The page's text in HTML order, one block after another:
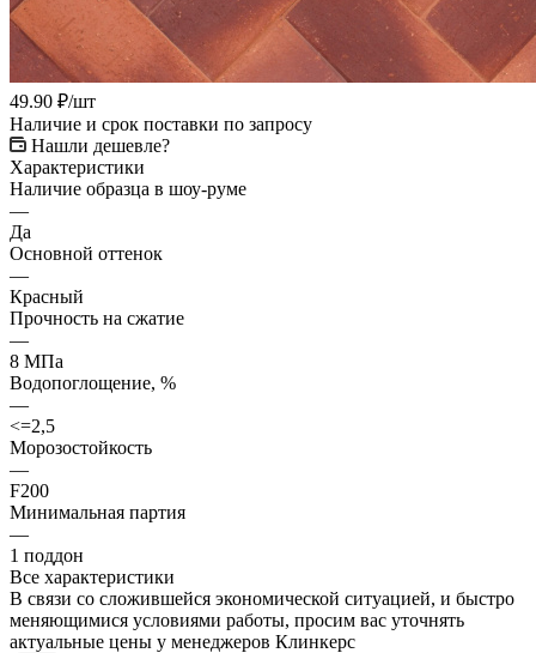
49.90 ₽/шт
Наличие и срок поставки по запросу
Нашли дешевле?
Характеристики
Наличие образца в шоу-руме
—
Да
Основной оттенок
—
Красный
Прочность на сжатие
—
8 МПа
Водопоглощение, %
—
<=2,5
Морозостойкость
—
F200
Минимальная партия
—
1 поддон
Все характеристики
В связи со сложившейся экономической ситуацией, и быстро
меняющимися условиями работы, просим вас уточнять
актуальные цены у менеджеров Клинкерс